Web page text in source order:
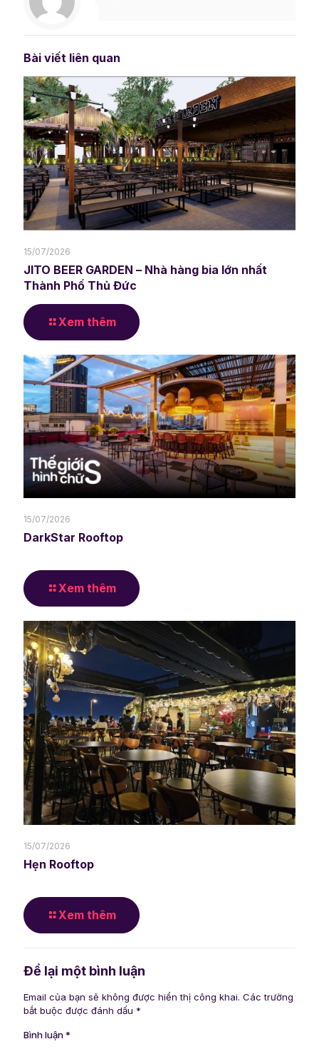
Bài viết liên quan
15/07/2026
JITO BEER GARDEN – Nhà hàng bia lớn nhất
Thành Phố Thủ Đức
Xem thêm
15/07/2026
DarkStar Rooftop
Xem thêm
15/07/2026
Hẹn Rooftop
Xem thêm
Để lại một bình luận
Email của bạn sẽ không được hiển thị công khai. Các trường
bắt buộc được đánh dấu *
Bình luận*